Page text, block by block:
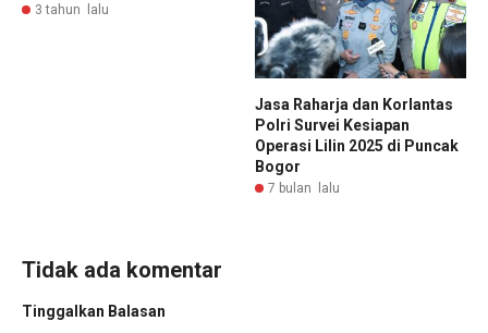
3 tahun lalu
Jasa Raharja dan Korlantas
Polri Survei Kesiapan
Operasi Lilin 2025 di Puncak
Bogor
7 bulan lalu
Tidak ada komentar
Tinggalkan Balasan